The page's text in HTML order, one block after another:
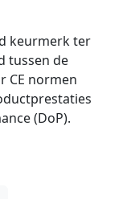
keurmerk ter
tussen de
CE normen
(DoP).